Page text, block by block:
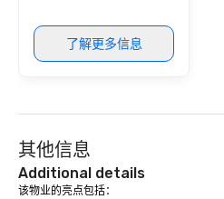
了解更多信息
其他信息
Additional details
该物业的亮点包括：